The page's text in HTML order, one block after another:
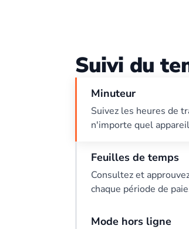
Suivi du
Minuteur
Suivez les heures de
n'importe quel
Feuilles de temps
Consultez et
chaque période de
Mode hors ligne